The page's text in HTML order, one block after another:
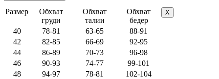
Размер
Обхват
груди
Обхват
талии
Обхват
бедер
X
40 78-81 63-65
88-91
42
82-85 66-69
92-95
44
86-89 70-73
96-98
46
90-93 74-77
99-101
48
94-97 78-81
102-104